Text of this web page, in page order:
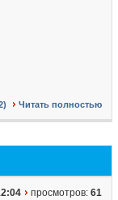
Читать полностью
просмотров: 61